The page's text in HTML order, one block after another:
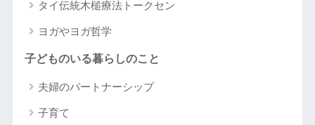
タイ伝統木槌療法トークセン
ヨガやヨガ哲学
子どものいる暮らしのこと
夫婦のパートナーシップ
子育て